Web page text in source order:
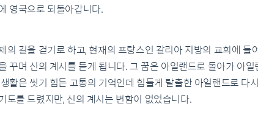
영국으로 되돌아갑니다.
의 길을 걷기로 하고, 현재의 프랑스인 갈리아 지방의 교회에 들
꾸며 신의 계시를 듣게 됩니다. 그 꿈은 아일랜드로 돌아가 아
활은 씻기 힘든 고통의 기억인데 힘들게 탈출한 아일랜드로 다
도를 드렸지만, 신의 계시는 변함이 없었습니다.